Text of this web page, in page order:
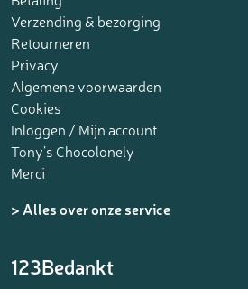
Verzending & bezorging
Retourneren
Privacy
Algemene voorwaarden
Cookies
Inloggen / Mijn account
Tony’s Chocolonely
Merci
> Alles over onze service
123Bedankt